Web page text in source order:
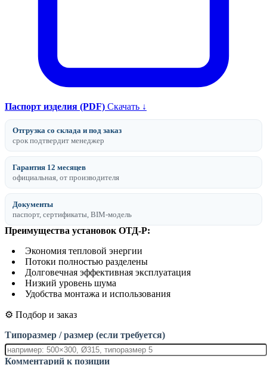
Паспорт изделия (PDF) Скачать ↓
Отгрузка со склада и под заказ
срок подтвердит менеджер
Гарантия 12 месяцев
официальная, от производителя
Документы
паспорт, сертификаты, BIM-модель
Преимущества установок ОТД-P:
Экономия тепловой энергии
Потоки полностью разделены
Долговечная эффективная эксплуатация
Низкий уровень шума
Удобства монтажа и использования
⚙️ Подбор и заказ
Типоразмер / размер (если требуется)
Комментарий к позиции